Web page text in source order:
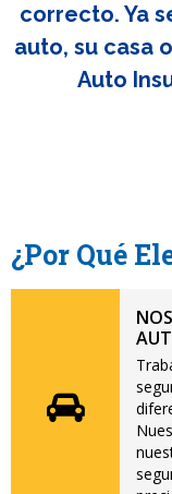
correcto. Ya
auto, su casa
Auto
¿Por Qué